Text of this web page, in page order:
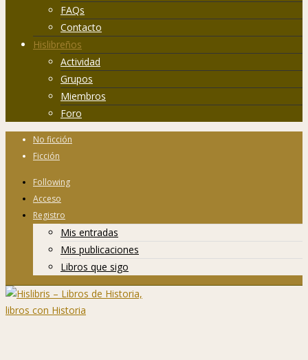
FAQs
Contacto
Hislibreños
Actividad
Grupos
Miembros
Foro
No ficción
Ficción
Following
Acceso
Registro
Mis entradas
Mis publicaciones
Libros que sigo